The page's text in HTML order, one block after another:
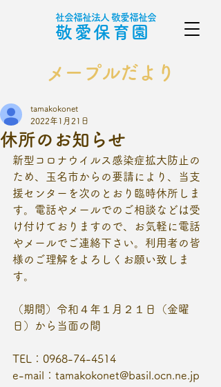
社会福祉法人 敬愛福祉会
敬愛保育園
休所のお知らせ
tamakokonet
2022年1月21日
新型コロナウイルス感染症拡大防止の
ため、玉名市からの要請により、当支
援センターを次のとおり臨時休所しま
す。電話やメールでのご相談などは受
け付けておりますので、お気軽に電話
やメールでご連絡下さい。利用者の皆
様のご理解をよろしくお願い致しま
す。
（期間）令和４年１月２１日（金曜
日）から当面の間
TEL：0968-74-4514
e-mail：tamakokonet@basil.ocn.ne.jp
メープルだより